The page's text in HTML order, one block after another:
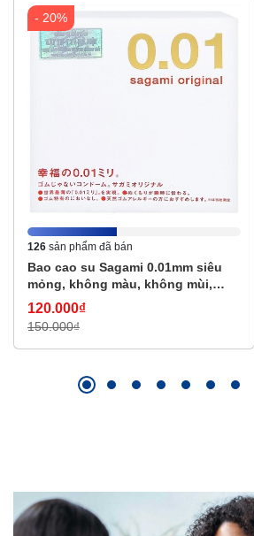
- 20%
126 sản phẩm đã bán
Bao cao su Sagami 0.01mm siêu
mỏng, không màu, không mùi,
không kích ứng (1 cái)
120.000₫
150.000₫